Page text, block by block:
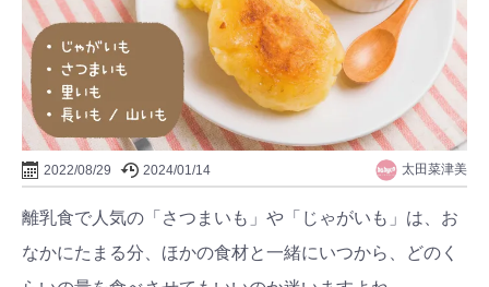
2022/08/29 2024/01/14 太田菜津美
離乳食で人気の「さつまいも」や「じゃがいも」は、お
なかにたまる分、ほかの食材と一緒にいつから、どのく